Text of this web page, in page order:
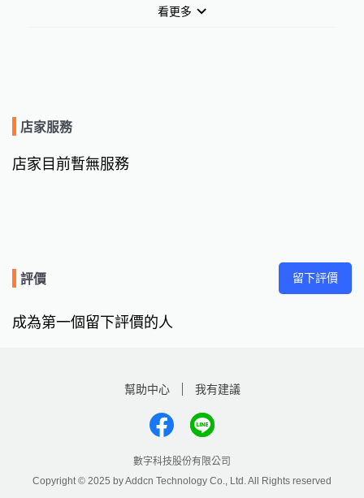
看更多
店家服務
店家目前暫無服務
評價 留下評價
成為第一個留下評價的人
幫助中心 我有建議
數字科技股份有限公司
Copyright © 2025 by Addcn Technology Co., Ltd. All Rights reserved